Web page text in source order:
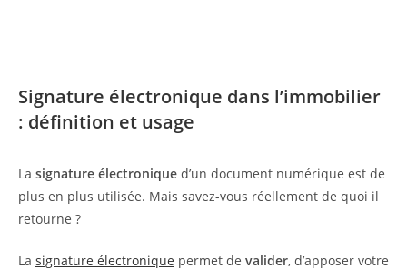
Signature électronique dans l’immobilier
: définition et usage
La signature électronique d’un document numérique est de
plus en plus utilisée. Mais savez-vous réellement de quoi il
retourne ?
La signature électronique permet de valider, d’apposer votre